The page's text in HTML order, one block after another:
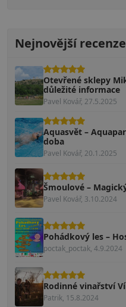
Nejnovější recenze
Otevřené sklepy
důležité informace
Pavel Kovář, 27.5.2025
Aquasvět –
doba
Pavel Kovář, 20.1.2025
Šmoulové –
Pavel Kovář, 3.10.2024
Pohádkový les –
poctak_poctak, 4.9.2024
Rodinné vinařství
Patrik, 15.8.2024